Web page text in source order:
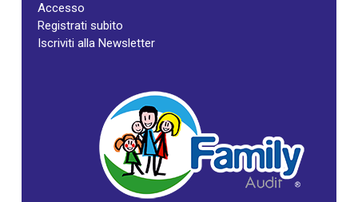
Accesso
Registrati subito
Iscriviti alla Newsletter